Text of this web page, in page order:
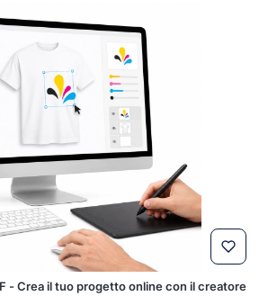
- Crea il tuo progetto online con il creatore